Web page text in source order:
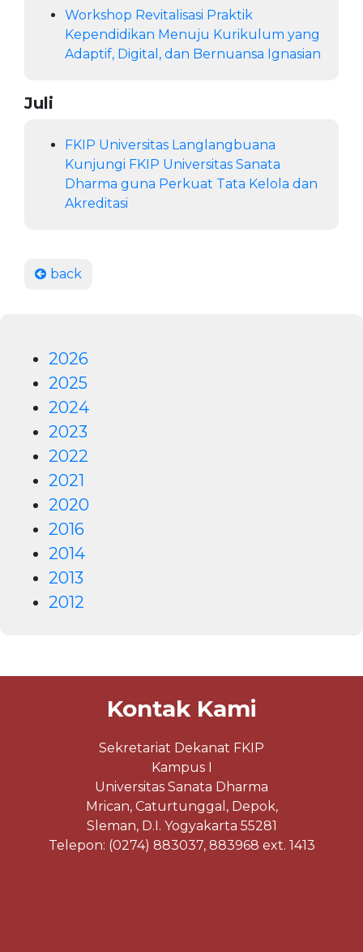
Workshop Revitalisasi Praktik
Kependidikan Menuju Kurikulum yang
Adaptif, Digital, dan Bernuansa Ignasian
Juli
FKIP Universitas Langlangbuana
Kunjungi FKIP Universitas Sanata
Dharma guna Perkuat Tata Kelola dan
Akreditasi
back
2026
2025
2024
2023
2022
2021
2020
2016
2014
2013
2012
Kontak Kami
Sekretariat Dekanat FKIP
Kampus I
Universitas Sanata Dharma
Mrican, Caturtunggal, Depok,
Sleman, D.I. Yogyakarta 55281
Telepon: (0274) 883037, 883968 ext. 1413